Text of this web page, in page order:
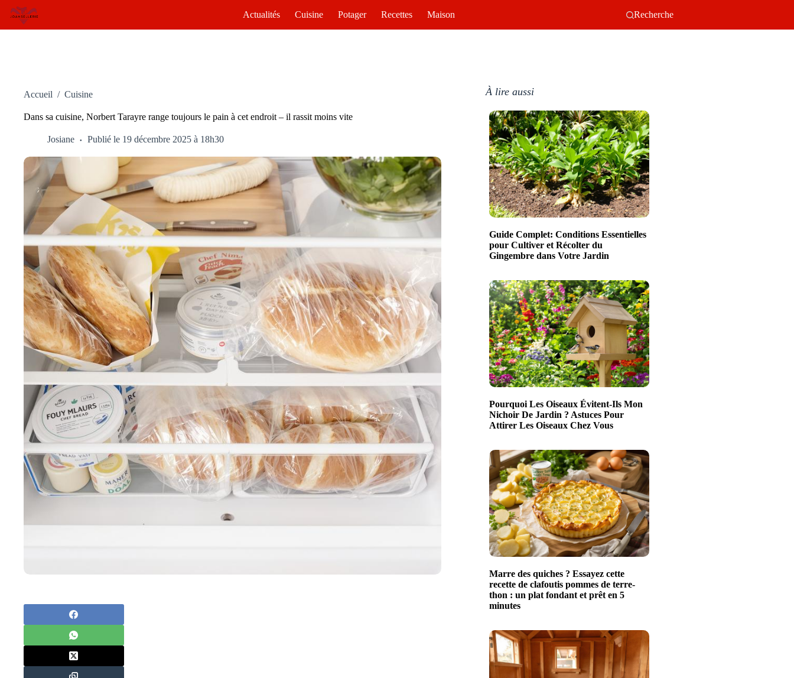
Passer
contenu
Actualités Cuisine Potager Recettes Maison Recherche
Accueil / Cuisine
Dans sa cuisine, Norbert Tarayre range toujours le pain à cet endroit – il rassit moins vite
Josiane Publié le 19 décembre 2025 à 18h30
À lire aussi
Guide Complet: Conditions Essentielles
pour Cultiver et Récolter du
Gingembre dans Votre Jardin
Pourquoi Les Oiseaux Évitent-Ils Mon
Nichoir De Jardin ? Astuces Pour
Attirer Les Oiseaux Chez Vous
Marre des quiches ? Essayez cette
recette de clafoutis pommes de terre-
thon : un plat fondant et prêt en 5
minutes